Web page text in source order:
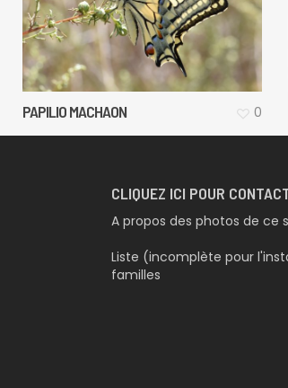
PAPILIO MACHAON 0
CLIQUEZ ICI POUR
A propos des photos de ce
Liste (incomplète pour
familles